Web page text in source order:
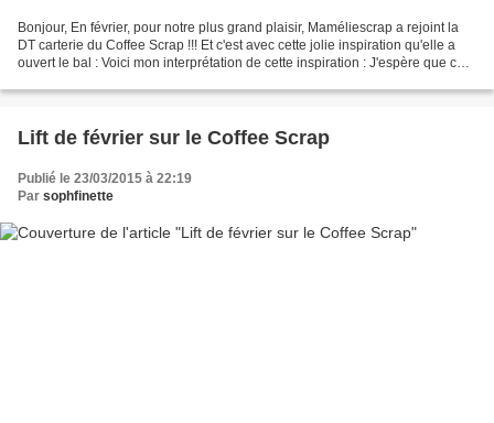
Bonjour, En février, pour notre plus grand plaisir, Maméliescrap a rejoint la
DT carterie du Coffee Scrap !!! Et c'est avec cette jolie inspiration qu'elle a
ouvert le bal : Voici mon interprétation de cette inspiration : J'espère que cela
Lift de février sur le Coffee Scrap
Publié le 23/03/2015 à 22:19
Par sophfinette